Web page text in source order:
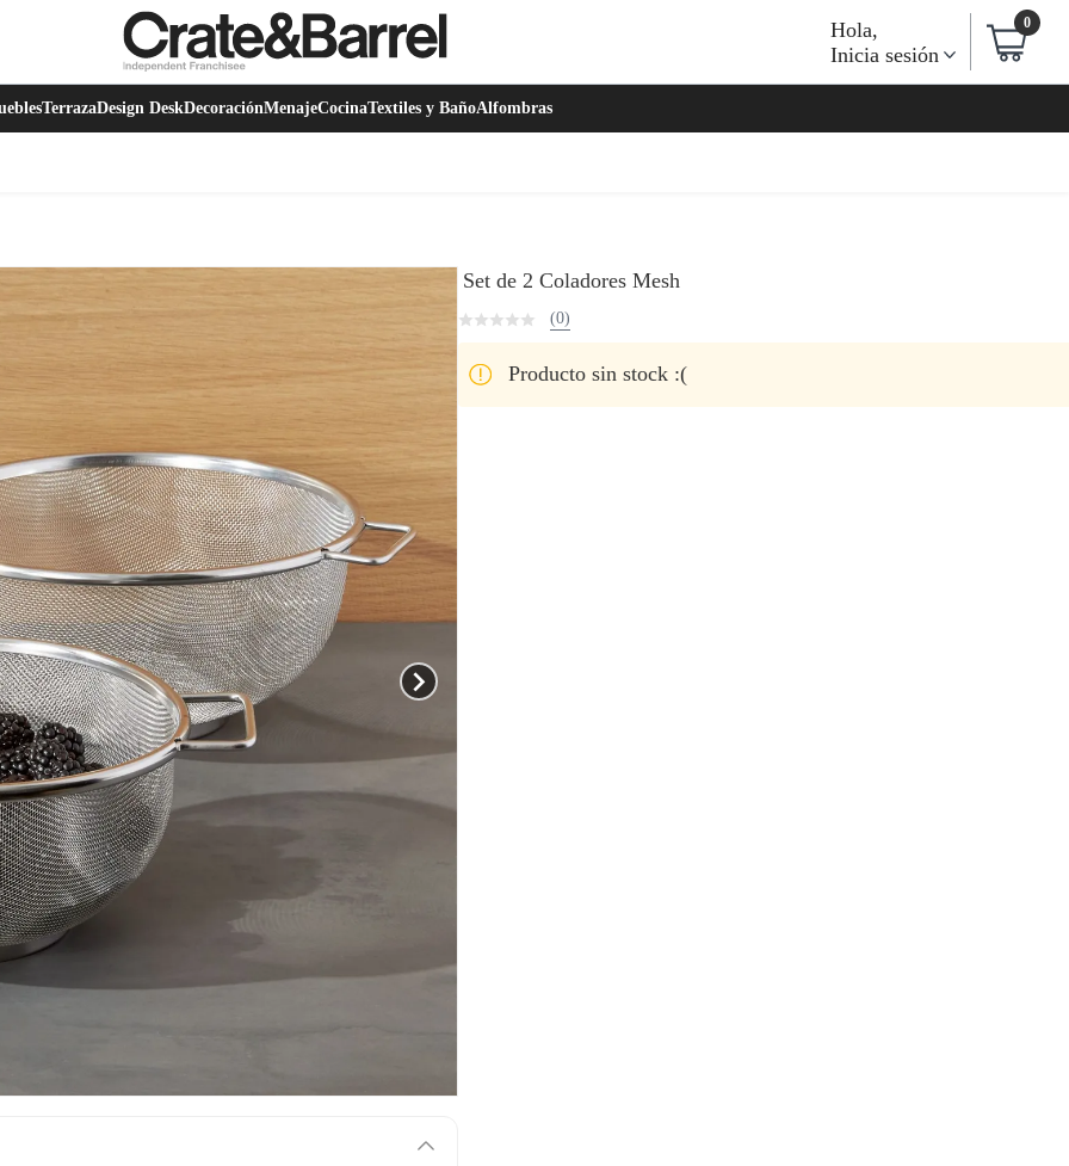
Hola,
Inicia sesión
0
TerrazaDesign DeskDecoraciónMenajeCocinaTextiles y BañoAlfombras
Set de 2 Coladores Mesh
(0)
Producto sin stock :(